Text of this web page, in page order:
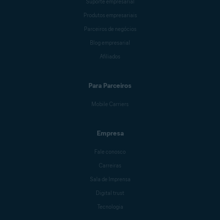
Antoinette Cocorinos
Mike Polacko
Carly Burdova
Suporte empresarial
Produtos empresariais
Parceiros de negócios
Blog empresarial
Afiliados
Para Parceiros
Mobile Carriers
Empresa
Fale conosco
Carreiras
Sala de Imprensa
Digital trust
Tecnologia